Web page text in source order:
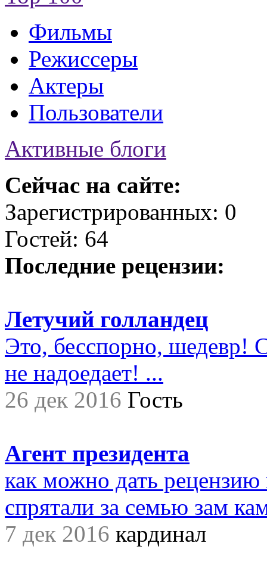
Фильмы
Режиссеры
Актеры
Пользователи
Активные блоги
Сейчас на сайте:
Зарегистрированных: 0
Гостей: 64
Последние рецензии:
Летучий голландец
Это, бесспорно, шедевр!
не надоедает! ...
26 дек 2016 Гость
Агент президента
как можно дать
спрятали за семью зам
7 дек 2016 кардинал